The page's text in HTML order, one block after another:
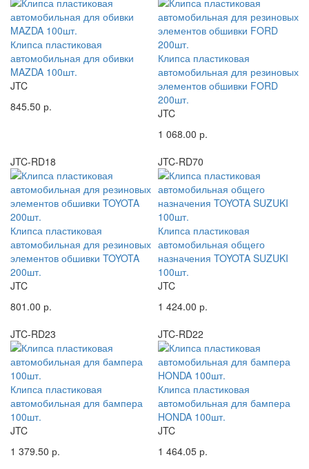
Клипса пластиковая
автомобильная для обивки
MAZDA 100шт.
JTC
845.50 р.
Клипса пластиковая
автомобильная для резиновых
элементов обшивки FORD
200шт.
JTC
1 068.00 р.
JTC-RD18
Клипса пластиковая
автомобильная для резиновых
элементов обшивки TOYOTA
200шт.
JTC
801.00 р.
JTC-RD70
Клипса пластиковая
автомобильная общего
назначения TOYOTA SUZUKI
100шт.
JTC
1 424.00 р.
JTC-RD23
Клипса пластиковая
автомобильная для бампера
100шт.
JTC
1 379.50 р.
JTC-RD22
Клипса пластиковая
автомобильная для бампера
HONDA 100шт.
JTC
1 464.05 р.